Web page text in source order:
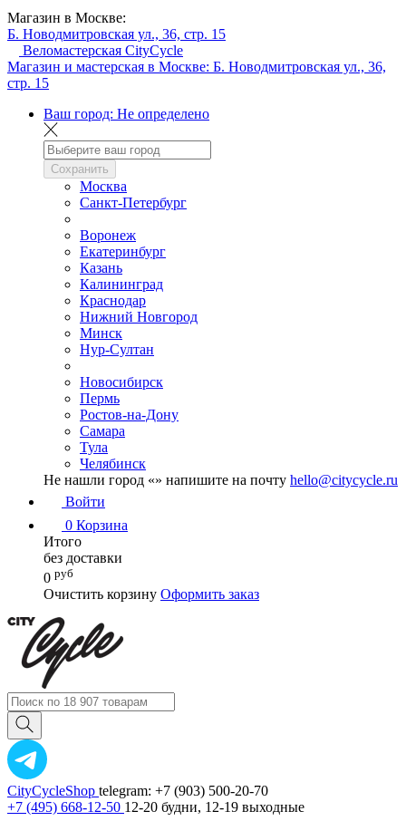
Магазин в Москве:
Б. Новодмитровская ул., 36, стр. 15
Веломастерская CityCycle
Магазин и мастерская в Москве: Б. Новодмитровская ул., 36,
стр. 15
Ваш город: Не определено
Сохранить
Москва
Санкт-Петербург
Воронеж
Екатеринбург
Казань
Калининград
Краснодар
Нижний Новгород
Минск
Нур-Султан
Новосибирск
Пермь
Ростов-на-Дону
Самара
Тула
Челябинск
Не нашли город «» напишите на почту hello@citycycle.ru
Войти
0 Корзина
Итого
без доставки
0 руб
Очистить корзину Оформить заказ
CityCycleShop telegram: +7 (903) 500-20-70
+7 (495) 668-12-50 12-20 будни, 12-19 выходные